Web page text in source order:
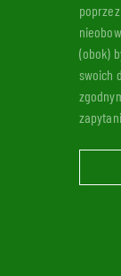
(obok)
swoich